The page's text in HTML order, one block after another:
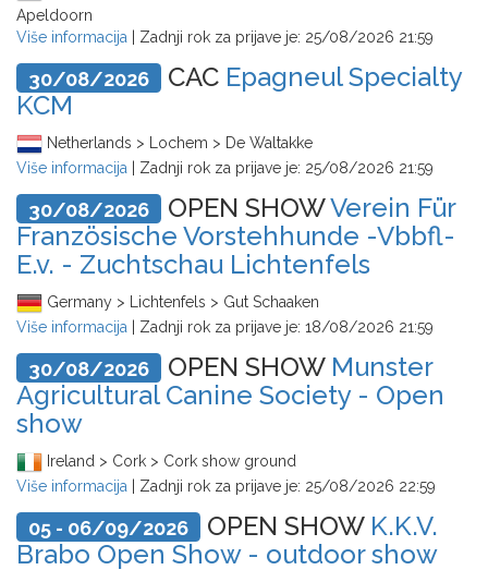
Apeldoorn
Više informacija
| Zadnji rok za prijave je: 25/08/2026 21:59
30/08/2026 CAC Epagneul Specialty
KCM
Netherlands > Lochem > De Waltakke
Više informacija
| Zadnji rok za prijave je: 25/08/2026 21:59
30/08/2026 OPEN SHOWVerein Für
Französische Vorstehhunde -Vbbfl-
E.v. - Zuchtschau Lichtenfels
Germany > Lichtenfels > Gut Schaaken
Više informacija
| Zadnji rok za prijave je: 18/08/2026 21:59
30/08/2026 OPEN SHOW Munster
Agricultural Canine Society - Open
show
Ireland > Cork > Cork show ground
Više informacija
| Zadnji rok za prijave je: 25/08/2026 22:59
05 - 06/09/2026 OPEN SHOW K.K.V.
Brabo Open Show - outdoor show